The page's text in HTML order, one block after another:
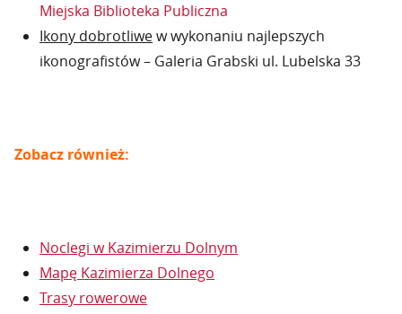
Miejska Biblioteka Publiczna
Ikony dobrotliwew wykonaniu najlepszych
ikonografistów – Galeria Grabski ul. Lubelska 33
Zobacz również:
Noclegi w Kazimierzu Dolnym
Mapę Kazimierza Dolnego
Trasy rowerowe